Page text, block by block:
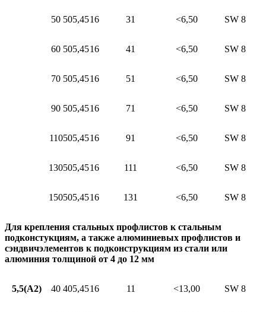
50 505,4516 31 <6,50 SW 8
60 505,4516 41 <6,50 SW 8
70 505,4516 51 <6,50 SW 8
90 505,4516 71 <6,50 SW 8
110505,4516 91 <6,50 SW 8
130505,4516 111 <6,50 SW 8
150505,4516 131 <6,50 SW 8
Для крепления стальных профлистов к стальным
подконстукциям, а также алюминиевых профлистов и
сэндвичэлементов к подконструкциям из стали или
алюминия толщиной от 4 до 12 мм
5,5(A2) 40 405,4516 11 <13,00 SW 8